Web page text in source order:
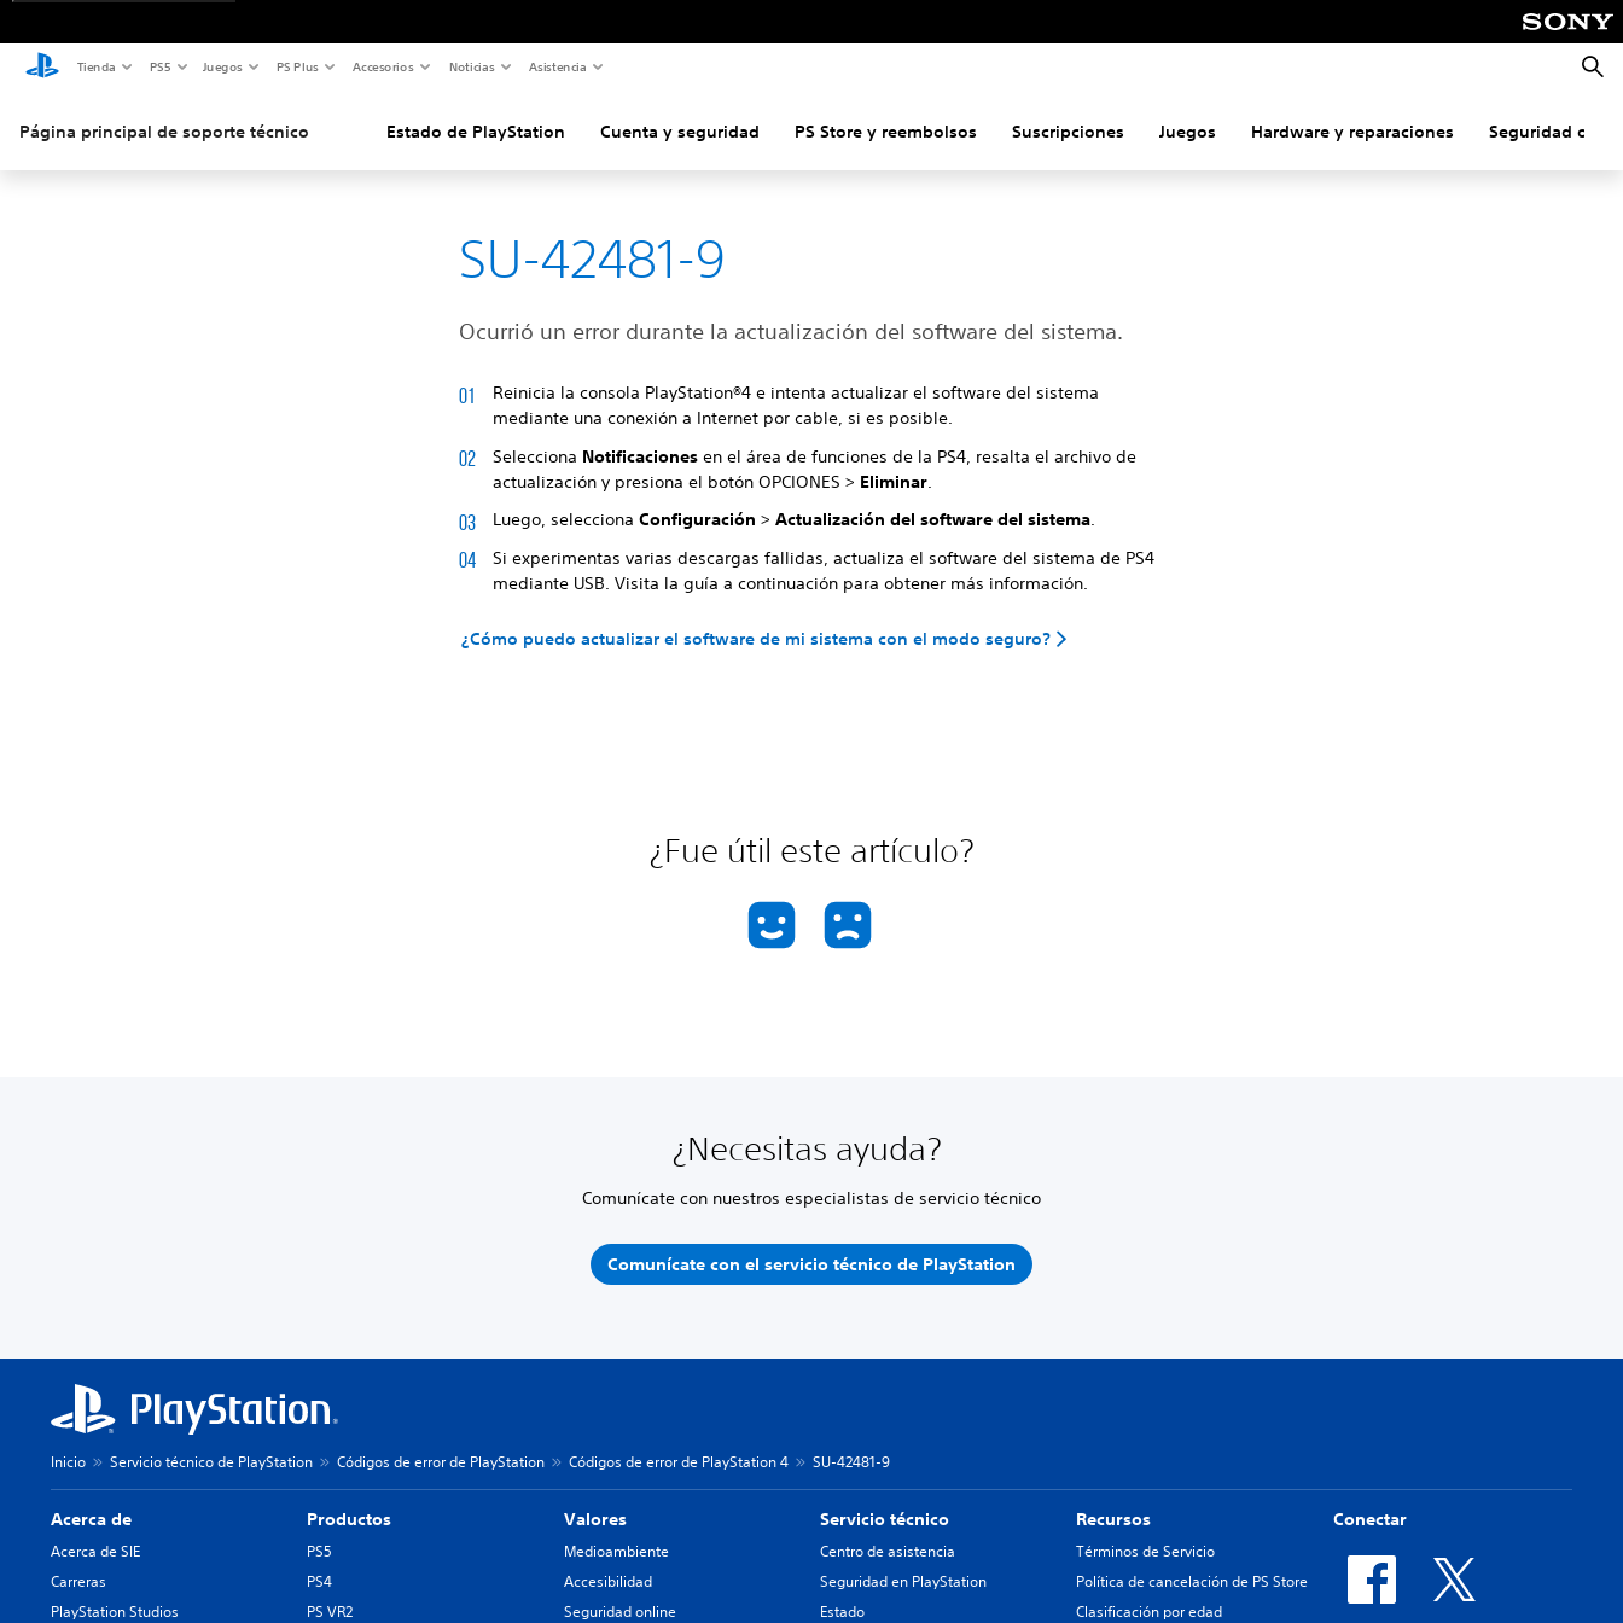
Tienda PS5 Juegos PS Plus Accesorios Noticias Asistencia
Página principal de soporte técnico Estado de PlayStation Cuenta y seguridad PS Store y reembolsos Suscripciones Juegos Hardware y reparaciones Seguridad
SU-42481-9
Ocurrió un error durante la actualización del software del sistema.
Reinicia la consola PlayStation®4 e intenta actualizar el software del sistema
mediante una conexión a Internet por cable, si es posible.
Selecciona Notificacionesen el área de funciones de la PS4, resalta el archivo de
actualización y presiona el botón OPCIONES > Eliminar
Luego, seleccionaConfiguración>Actualización del software del sistema.
Si experimentas varias descargas fallidas, actualiza el software del sistema de PS4
mediante USB. Visita la guía a continuación para obtener más información.
¿Cómo puedo actualizar el software de mi sistema con el modo seguro?
¿Fue útil este artículo?
¿Necesitas ayuda?
Comunícate con nuestros especialistas de servicio técnico
Comunícate con el servicio técnico de PlayStation
Inicio Servicio técnico de PlayStation Códigos de error de PlayStation Códigos de error de PlayStation 4 SU-42481-9
Acerca de
Acerca de SIE
Carreras
PlayStation Studios
Productos
PS5
PS4
PS VR2
Valores
Medioambiente
Accesibilidad
Seguridad online
Servicio técnico
Centro de asistencia
Seguridad en PlayStation
Estado
Recursos
Términos de Servicio
Política de cancelación de PS Store
Clasificación por edad
Conectar